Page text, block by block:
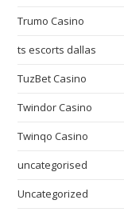
Trumo Casino
ts escorts dallas
TuzBet Casino
Twindor Casino
Twinqo Casino
uncategorised
Uncategorized